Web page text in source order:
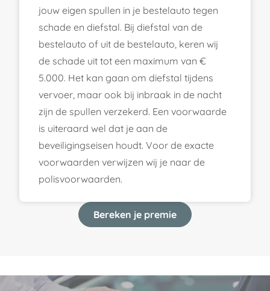
jouw eigen spullen in je bestelauto tegen
schade en diefstal. Bij diefstal van de
bestelauto of uit de bestelauto, keren wij
de schade uit tot een maximum van €
5.000. Het kan gaan om diefstal tijdens
vervoer, maar ook bij inbraak in de nacht
zijn de spullen verzekerd. Een voorwaarde
is uiteraard wel dat je aan de
beveiligingseisen houdt. Voor de exacte
voorwaarden verwijzen wij je naar de
polisvoorwaarden.
Bereken je premie